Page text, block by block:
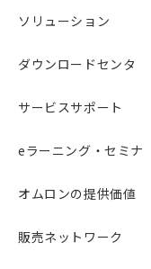
ソリューション
ダウンロードセンタ
サービスサポート
eラーニング・セミナ
オムロンの提供価値
販売ネットワーク